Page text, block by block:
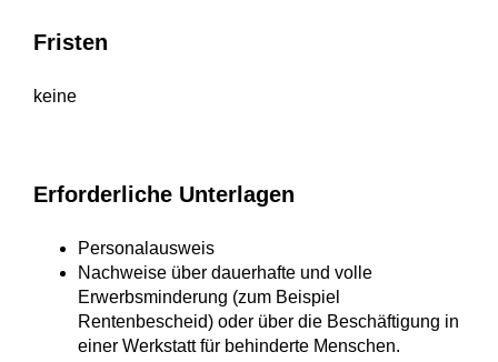
Fristen
keine
Erforderliche Unterlagen
Personalausweis
Nachweise über dauerhafte und volle
Erwerbsminderung (zum Beispiel
Rentenbescheid) oder über die Beschäftigung in
einer Werkstatt für behinderte Menschen.